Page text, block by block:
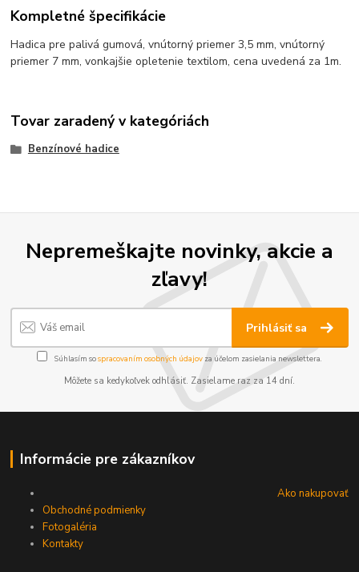
Kompletné špecifikácie
Hadica pre palivá gumová, vnútorný priemer 3,5 mm, vnútorný
priemer 7 mm, vonkajšie opletenie textilom, cena uvedená za 1m.
Tovar zaradený v kategóriách
Benzínové hadice
Nepremeškajte novinky, akcie a
zľavy!
Prihlásiť sa
Súhlasím sospracovaním osobných údajov za účelom zasielania newslettera.
Môžete sa kedykoľvek odhlásiť. Zasielame raz za 14 dní.
Informácie pre zákazníkov
Ako nakupovať
Obchodné podmienky
Fotogaléria
Kontakty